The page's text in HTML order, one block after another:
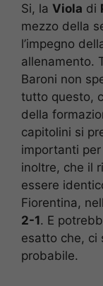
Si, la Viola di
mezzo della
l’impegno
allenamento.
Baroni non
tutto questo,
della
capitolini si
importanti per
inoltre, che il
essere
Fiorentina,
2-1. E
esatto che, ci
probabile.